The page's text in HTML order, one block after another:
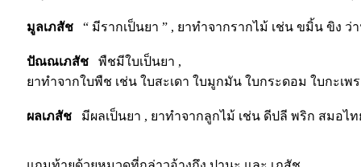
มูลเภสัช “ มีรากเป็นยา ” , ยาทำจากรากไม้ เช่น ขมิ้น ขิง
ปัณณเภสัช
พืชมีใบเป็นยา ,
ยาทำจากใบพืช เช่น ใบสะเดา ใบมูกมัน ใบกระดอม ใบกะเพ
ผลเภสัช มีผลเป็นยา , ยาทำจากลูกไม้ เช่น ดีปลี พริก สมอไ